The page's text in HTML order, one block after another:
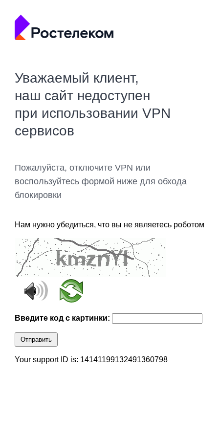
Уважаемый клиент,
наш сайт недоступен
при использовании VPN
сервисов
Пожалуйста, отключите VPN или
воспользуйтесь формой ниже для обхода
блокировки
Нам нужно убедиться, что вы не являетесь роботом
Введите код с картинки:
Отправить
Your support ID is: 14141199132491360798